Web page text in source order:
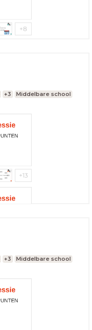
+3
Middelbare school
+3
Middelbare school